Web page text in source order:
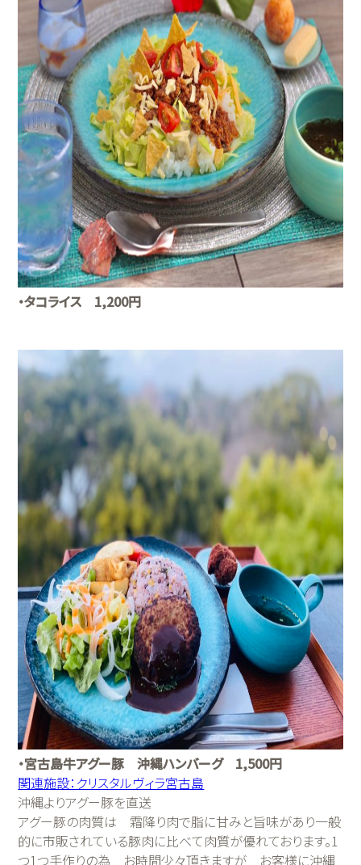
・タコライス 1,200円
・宮古島牛アグー豚 沖縄ハンバーグ 1,500円
関連施設：クリスタルヴィラ宮古島
沖縄よりアグー豚を直送
アグー豚の肉質は 霜降り肉で脂に甘みと旨味があり一般
的に市販されている豚肉に比べて肉質が優れております。1
つ1つ手作りの為 お時間少々頂きますが お客様に沖縄